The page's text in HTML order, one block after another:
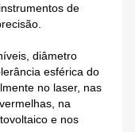
de
diâmetro
esférica do
no laser, nas
na
e nos